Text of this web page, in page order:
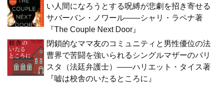
い人間になろうとする呪縛が悲劇を招き寄せる
サバーバン・ノワール――シャリ・ラペナ著
『The Couple Next Door』
閉鎖的なママ友のコミュニティと男性優位の法
曹界で苦闘を強いられるシングルマザーのバリ
スタ（法廷弁護士）――ハリエット・タイス著
『嘘は校舎のいたるところに』